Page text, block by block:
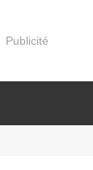
Publicité